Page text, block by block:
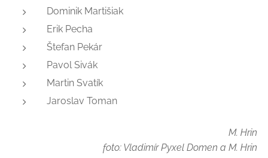
Dominik Martišiak
Erik Pecha
Štefan Pekár
Pavol Sivák
Martin Svatík
Jaroslav Toman
M. Hrin
foto: Vladimír Pyxel Domen a M. Hrin